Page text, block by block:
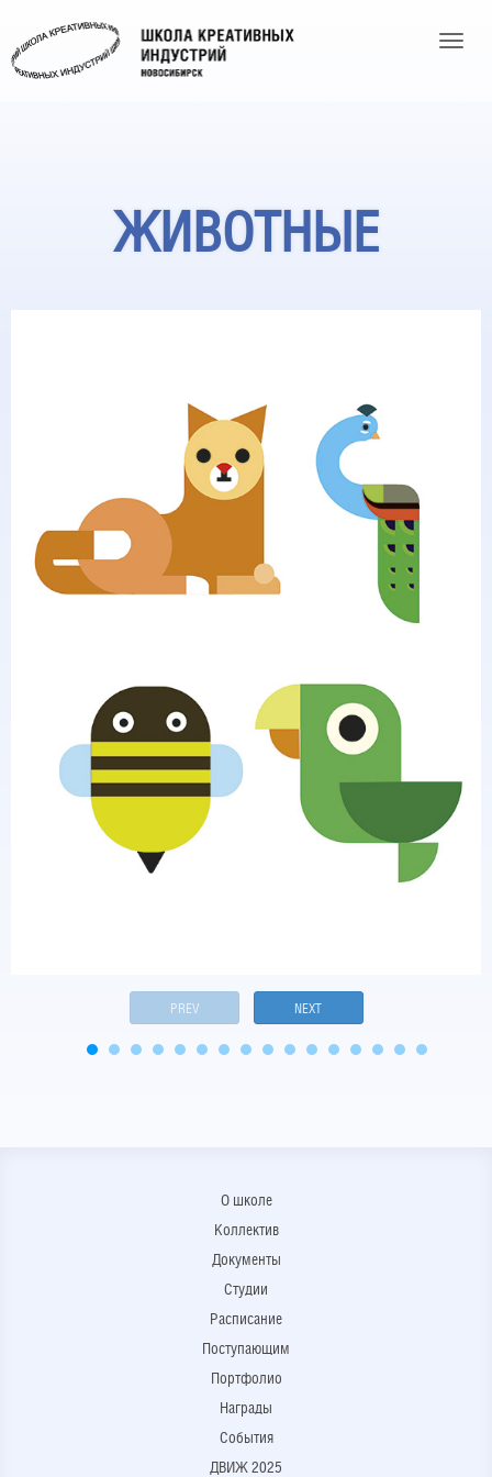
ЖИВОТНЫЕ
PREV NEXT
О школе
Коллектив
Документы
Студии
Расписание
Поступающим
Портфолио
Награды
События
ДВИЖ 2025